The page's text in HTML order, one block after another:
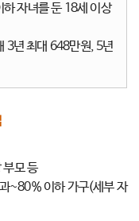
자녀를 둔 18세 이상
3년 최대 648만원, 5년
부모 등
~80% 이하 가구(세부 자